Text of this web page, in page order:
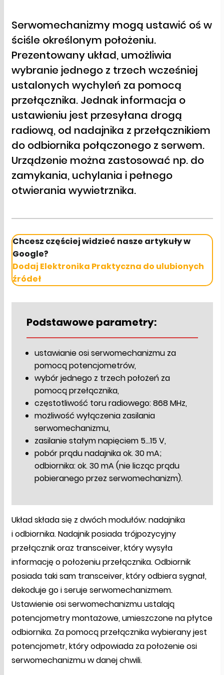
Serwomechanizmy mogą ustawić oś w
ściśle określonym położeniu.
Prezentowany układ, umożliwia
wybranie jednego z trzech wcześniej
ustalonych wychyleń za pomocą
przełącznika. Jednak informacja o
ustawieniu jest przesyłana drogą
radiową, od nadajnika z przełącznikiem
do odbiornika połączonego z serwem.
Urządzenie można zastosować np. do
zamykania, uchylania i pełnego
otwierania wywietrznika.
Chcesz częściej widzieć nasze artykuły w
Google?
Dodaj Elektronika Praktyczna do ulubionych
źródeł
Podstawowe parametry:
ustawianie osi serwomechanizmu za
pomocą potencjometrów,
wybór jednego z trzech położeń za
pomocą przełącznika,
częstotliwość toru radiowego: 868 MHz,
możliwość wyłączenia zasilania
serwomechanizmu,
zasilanie stałym napięciem 5…15 V,
pobór prądu nadajnika ok. 30 mA;
odbiornika: ok. 30 mA (nie licząc prądu
pobieranego przez serwomechanizm).
Układ składa się z dwóch modułów: nadajnika
i odbiornika. Nadajnik posiada trójpozycyjny
przełącznik oraz transceiver, który wysyła
informację o położeniu przełącznika. Odbiornik
posiada taki sam transceiver, który odbiera sygnał,
dekoduje go i seruje serwomechanizmem.
Ustawienie osi serwomechanizmu ustalają
potencjometry montażowe, umieszczone na płytce
odbiornika. Za pomocą przełącznika wybierany jest
potencjometr, który odpowiada za położenie osi
serwomechanizmu w danej chwili.